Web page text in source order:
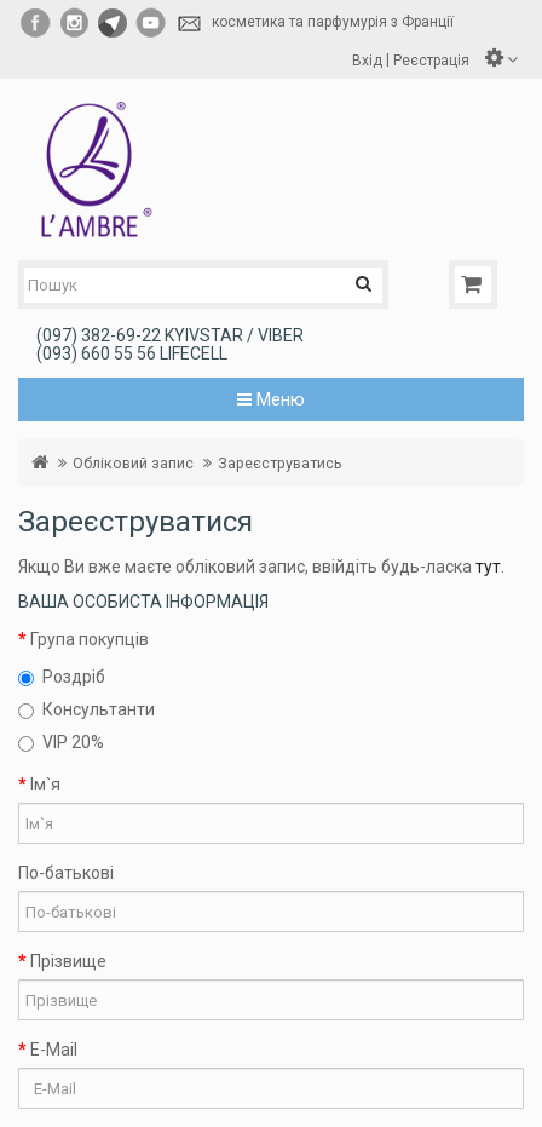
косметика та парфумурія з Франції
Вхід Реєстрація
(097) 382-69-22 KYIVSTAR / VIBER
(093) 660 55 56 LIFECELL
Меню
Обліковий запис Зареєструватись
Зареєструватися
Якщо Ви вже маєте обліковий запис, ввійдіть будь-ласкатут.
ВАША ОСОБИСТА ІНФОРМАЦІЯ
Група покупців
Роздрiб
Консультанти
VIP 20%
Ім`я
По-батьковi
Прізвище
E-Mail